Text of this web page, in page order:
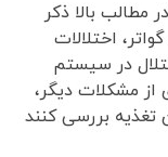
مطالب بالا ذکر
اختلالات
در سیستم
مشکلات دیگر،
تغذیه بررسی کنند